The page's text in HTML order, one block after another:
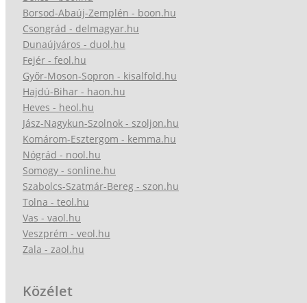
Borsod-Abaúj-Zemplén - boon.hu
Csongrád - delmagyar.hu
Dunaújváros - duol.hu
Fejér - feol.hu
Győr-Moson-Sopron - kisalfold.hu
Hajdú-Bihar - haon.hu
Heves - heol.hu
Jász-Nagykun-Szolnok - szoljon.hu
Komárom-Esztergom - kemma.hu
Nógrád - nool.hu
Somogy - sonline.hu
Szabolcs-Szatmár-Bereg - szon.hu
Tolna - teol.hu
Vas - vaol.hu
Veszprém - veol.hu
Zala - zaol.hu
Közélet